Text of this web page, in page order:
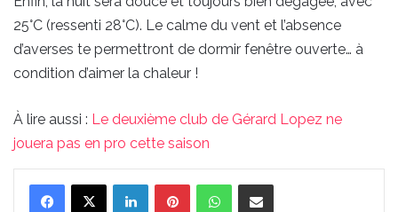
25°C (ressenti 28°C). Le calme du vent et l’absence
d’averses te permettront de dormir fenêtre ouverte… à
condition d’aimer la chaleur !
À lire aussi : Le deuxième club de Gérard Lopez ne
jouera pas en pro cette saison
LinkedinPinterestWhatsAppPartager par email